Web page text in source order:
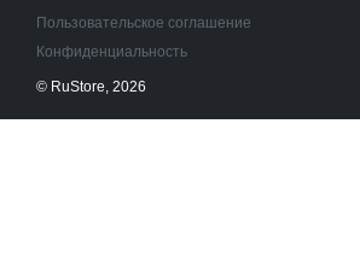
Пользовательское соглашение
Конфиденциальность
© RuStore, 2026